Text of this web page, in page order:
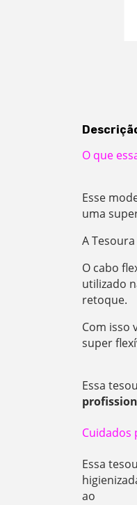
O que
Esse
uma
A
O cabo
utilizado
retoque.
Com isso
super
Essa
Cuidados
Essa
ao